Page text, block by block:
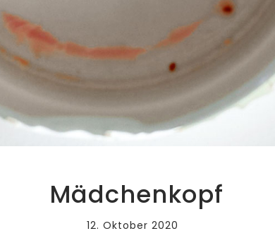
Mädchenkopf
12. Oktober 2020